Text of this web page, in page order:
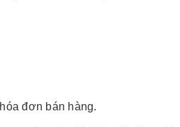
đơn bán hàng.